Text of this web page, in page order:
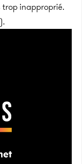
trop inapproprié.